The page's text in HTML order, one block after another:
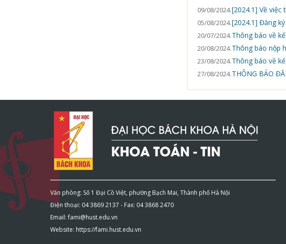
09/08/2024.[2024.1] Về việc
05/08/2024.[2024.1] Đăng
20/07/2024.Thông báo về
20/08/2024.Thông báo nộp
23/08/2024.Thông báo về
27/08/2024.THÔNG BÁO
Văn phòng: Số 1 Đại Cồ Việt, phường Bạch Mai, Thành phố Hà Nội
Điện thoại: 04 3869 2137 - Fax: 04 3868 2470
Email: fami@hust.edu.vn
Website: https://fami.hust.edu.vn